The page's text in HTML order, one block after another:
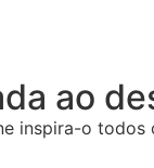
ao
inspira-o